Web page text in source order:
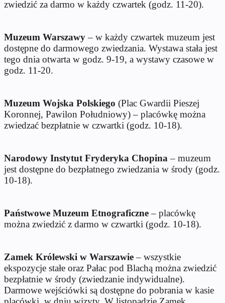
zwiedzić za darmo w każdy czwartek (godz. 11-20).
Muzeum Warszawy– w każdy czwartek muzeum jest
dostępne do darmowego zwiedzania. Wystawa stała jest
tego dnia otwarta w godz. 9-19, a wystawy czasowe w
godz. 11-20.
Muzeum Wojska Polskiego (Plac Gwardii Pieszej
Koronnej, Pawilon Południowy) – placówkę można
zwiedzać bezpłatnie w czwartki (godz. 10-18).
Narodowy Instytut Fryderyka Chopina– muzeum
jest dostępne do bezpłatnego zwiedzania w środy (godz.
10-18).
Państwowe Muzeum Etnograficzne– placówkę
można zwiedzić z darmo w czwartki (godz. 10-18).
Zamek Królewski w Warszawie– wszystkie
ekspozycje stałe oraz Pałac pod Blachą można zwiedzić
bezpłatnie w środy (zwiedzanie indywidualne).
Darmowe wejściówki są dostępne do pobrania w kasie